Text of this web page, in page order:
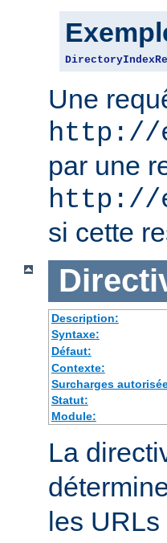
Une
http://
par une
http://
si cette
Description:
Syntaxe:
Défaut:
Contexte:
Surcharges
Statut:
Module:
La
les